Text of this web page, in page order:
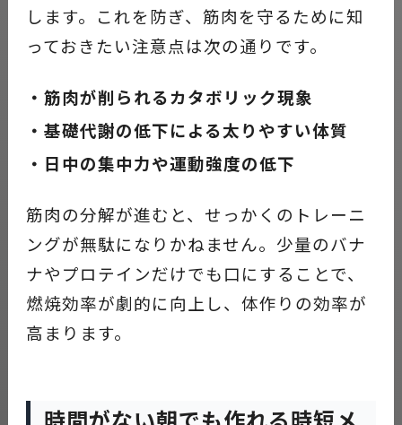
します。これを防ぎ、筋肉を守るために知
っておきたい注意点は次の通りです。
・筋肉が削られるカタボリック現象
・基礎代謝の低下による太りやすい体質
・日中の集中力や運動強度の低下
筋肉の分解が進むと、せっかくのトレーニ
ングが無駄になりかねません。少量のバナ
ナやプロテインだけでも口にすることで、
燃焼効率が劇的に向上し、体作りの効率が
高まります。